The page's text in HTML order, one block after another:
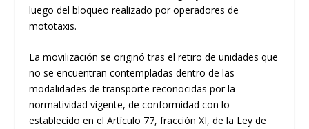
luego del bloqueo realizado por operadores de
mototaxis.
La movilización se originó tras el retiro de unidades que
no se encuentran contempladas dentro de las
modalidades de transporte reconocidas por la
normatividad vigente, de conformidad con lo
establecido en el Artículo 77, fracción XI, de la Ley de